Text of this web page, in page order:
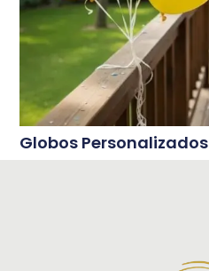
Globos Personalizados